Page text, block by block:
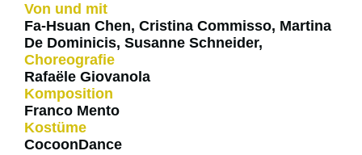
Von und mit
Fa-Hsuan Chen, Cristina Commisso, Martina
De Dominicis, Susanne Schneider,
Choreografie
Rafaële Giovanola
Komposition
Franco Mento
Kostüme
CocoonDance